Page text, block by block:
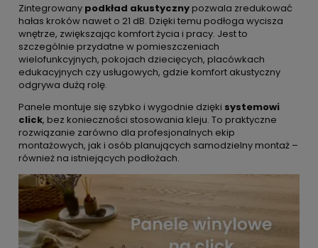
Zintegrowany podkład akustyczny pozwala zredukować
hałas kroków nawet o 21 dB. Dzięki temu podłoga wycisza
wnętrze, zwiększając komfort życia i pracy. Jest to
szczególnie przydatne w pomieszczeniach
wielofunkcyjnych, pokojach dziecięcych, placówkach
edukacyjnych czy usługowych, gdzie komfort akustyczny
odgrywa dużą rolę.
Panele montuje się szybko i wygodnie dzięki systemowi
click, bez konieczności stosowania kleju. To praktyczne
rozwiązanie zarówno dla profesjonalnych ekip
montażowych, jak i osób planujących samodzielny montaż –
również na istniejących podłożach.